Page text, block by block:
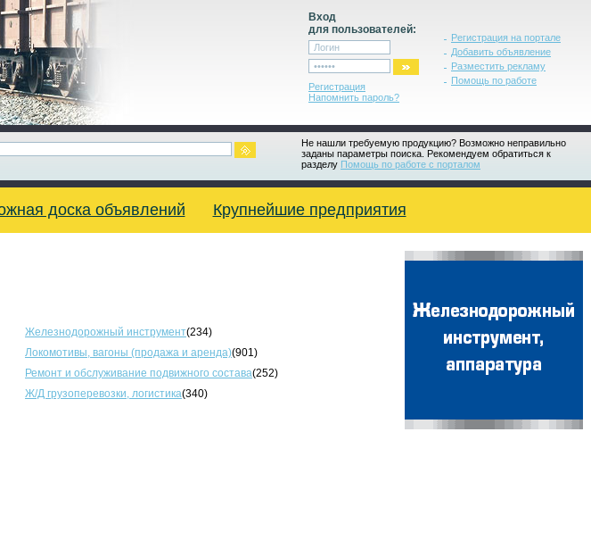
Вход
для пользователей:
Регистрация
Напомнить пароль?
Регистрация на портале
Добавить объявление
Разместить рекламу
Помощь по работе
Не нашли требуемую продукцию? Возможно неправильно
заданы параметры поиска. Рекомендуем обратиться к
разделу Помощь по работе с порталом
доска объявлений Крупнейшие предприятия
Железнодорожный инструмент(234)
Локомотивы, вагоны (продажа и аренда)(901)
Ремонт и обслуживание подвижного состава(252)
Ж/Д грузоперевозки, логистика(340)